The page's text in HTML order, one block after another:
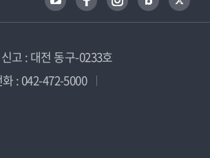
고 : 대전 동구-0233호
: 042-472-5000